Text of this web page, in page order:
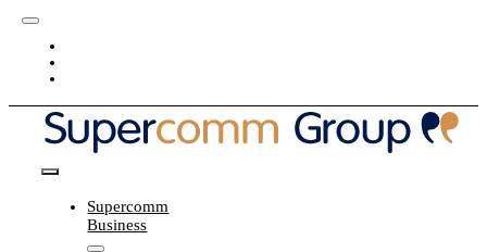
Skip
Toggle
Navigation
Navigation
Supercomm
Business